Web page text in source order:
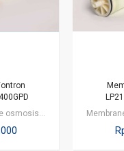
Membrane reverse osmosis dengan kapasitas 2400 gpd atau 9120 liter per hari.…